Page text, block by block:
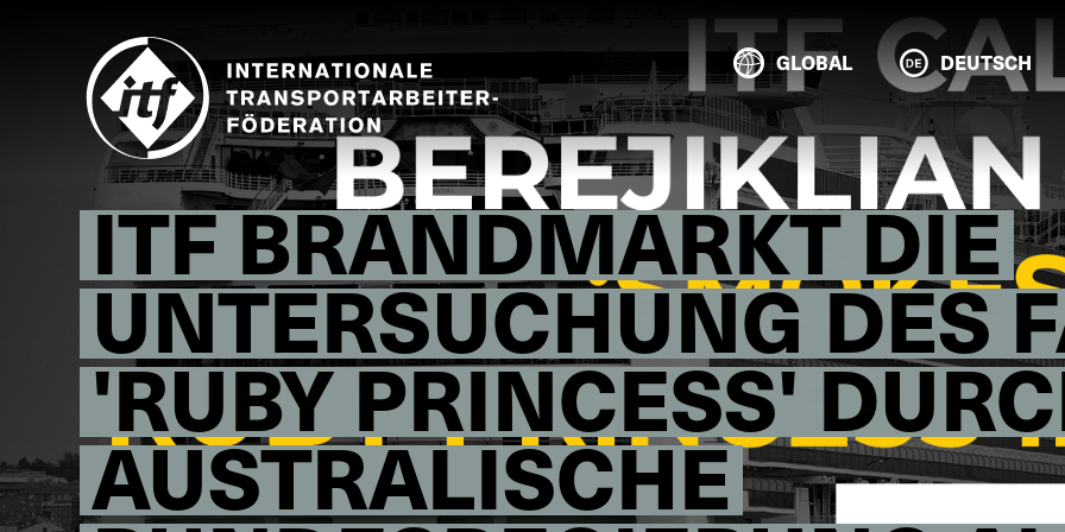
ITF BRANDMARKT DIE
UNTERSUCHUNG DES
'RUBY PRINCESS'
AUSTRALISCHE
GLOBAL DEUTSCH